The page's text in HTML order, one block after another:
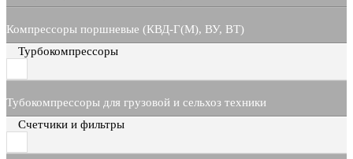
Компрессоры поршневые (КВД-Г(М), ВУ, ВТ)
Турбокомпрессоры
Тубокомпрессоры для грузовой и сельхоз техники
Счетчики и фильтры